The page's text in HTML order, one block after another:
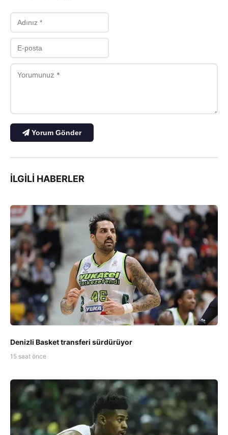
Yorum Gönder
İLGILI HABERLER
Denizli Basket transferi sürdürüyor
15 saat önce